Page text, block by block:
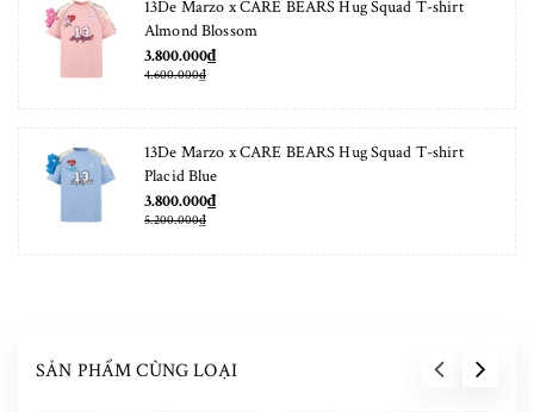
13De Marzo x CARE BEARS Hug Squad T-shirt
Almond Blossom
3.800.000₫
4.600.000₫
13De Marzo x CARE BEARS Hug Squad T-shirt
Placid Blue
3.800.000₫
5.200.000₫
SẢN PHẨM CÙNG LOẠI